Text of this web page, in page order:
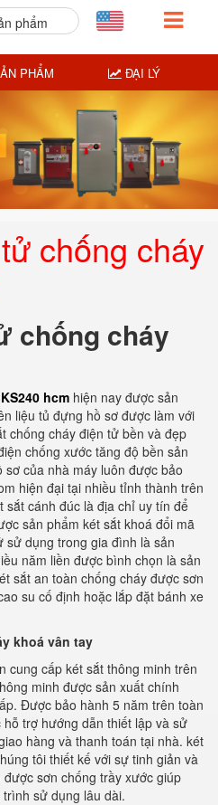
chống cháy
chống cháy
hcm hiện nay được sản
liệu tủ đựng hồ sơ được làm với
chống cháy điện tử bền và đẹp
chống xước tăng độ bền sản
của nhà máy luôn được bảo
hiện đại tại nhiều tỉnh thành trên
sắt cánh đúc là địa chỉ uy tín để
sản phẩm két sắt khoá đổi mã
sử dụng trong gia đình là sản
năm liền được bình chọn là sản
sắt an toàn chống cháy được sơn
su cố định hoặc lắp đặt bánh xe
khoá vân tay
cung cấp két sắt thông minh trên
minh được sản xuất chính
Được bảo hành 5 năm trên toàn
trợ hướng dẫn thiết lập và sử
hàng và thanh toán tại nhà. két
tôi thiết kế với sự tinh giản và
sơn chống trầy xước giúp
sử dụng lâu dài.
phẩm
PHẨM ĐẠI LÝ